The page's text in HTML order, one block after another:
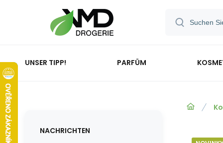
UNSER TIPP! PARFÜM
NACHRICHTEN